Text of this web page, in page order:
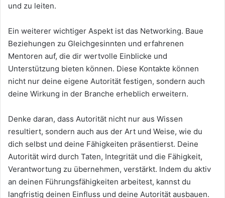
und zu leiten.
Ein weiterer wichtiger Aspekt ist das Networking. Baue
Beziehungen zu Gleichgesinnten und erfahrenen
Mentoren auf, die dir wertvolle Einblicke und
Unterstützung bieten können. Diese Kontakte können
nicht nur deine eigene Autorität festigen, sondern auch
deine Wirkung in der Branche erheblich erweitern.
Denke daran, dass Autorität nicht nur aus Wissen
resultiert, sondern auch aus der Art und Weise, wie du
dich selbst und deine Fähigkeiten präsentierst. Deine
Autorität wird durch Taten, Integrität und die Fähigkeit,
Verantwortung zu übernehmen, verstärkt. Indem du aktiv
an deinen Führungsfähigkeiten arbeitest, kannst du
langfristig deinen Einfluss und deine Autorität ausbauen.